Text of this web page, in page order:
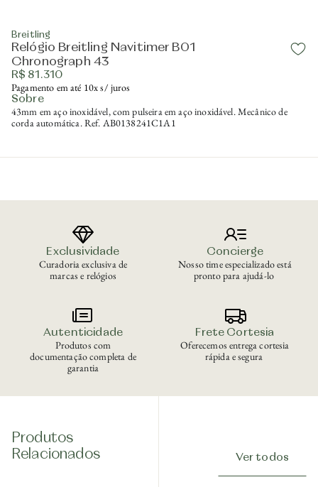
Breitling
Relógio Breitling Navitimer B01
Chronograph 43
R$ 81.310
Pagamento em até 10x s/ juros
Sobre
43mm em aço inoxidável, com pulseira em aço inoxidável. Mecânico de
corda automática. Ref. AB0138241C1A1
Exclusividade
Curadoria exclusiva de
marcas e relógios
Concierge
Nosso time especializado está
pronto para ajudá-lo
Autenticidade
Produtos com
documentação completa de
garantia
Frete Cortesia
Oferecemos entrega cortesia
rápida e segura
Produtos
Relacionados
Ver todos